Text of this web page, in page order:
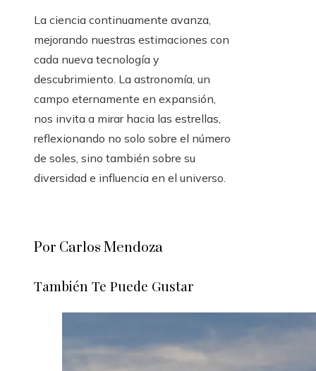
La ciencia continuamente avanza,
mejorando nuestras estimaciones con
cada nueva tecnología y
descubrimiento. La astronomía, un
campo eternamente en expansión,
nos invita a mirar hacia las estrellas,
reflexionando no solo sobre el número
de soles, sino también sobre su
diversidad e influencia en el universo.
Por Carlos Mendoza
También Te Puede Gustar